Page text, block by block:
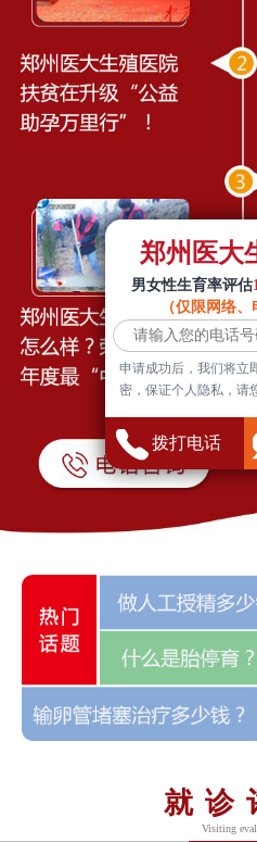
就诊
Visiting
郑州医大
男女性生育率评估
（仅限网络、
申请成功后，我们将立
密，保证个人隐私，请
拨打电话